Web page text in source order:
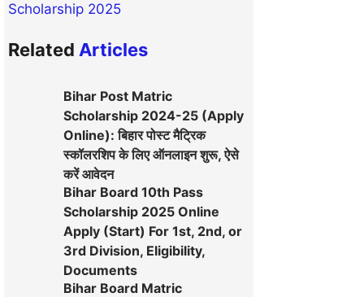
Scholarship 2025
Related Articles
Bihar Post Matric
Scholarship 2024-25 (Apply
Online): बिहार पोस्ट मैट्रिक
स्कॉलरशिप के लिए ऑनलाइन शुरू, ऐसे
करें आवेदन
Bihar Board 10th Pass
Scholarship 2025 Online
Apply (Start) For 1st, 2nd, or
3rd Division, Eligibility,
Documents
Bihar Board Matric